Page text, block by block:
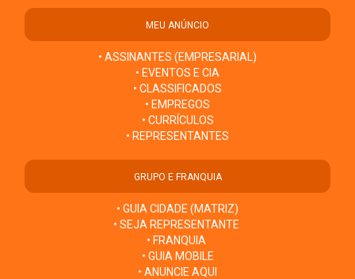
MEU ANÚNCIO
• ASSINANTES (EMPRESARIAL)
• EVENTOS E CIA
• CLASSIFICADOS
• EMPREGOS
• CURRÍCULOS
• REPRESENTANTES
GRUPO E FRANQUIA
• GUIA CIDADE (MATRIZ)
• SEJA REPRESENTANTE
• FRANQUIA
• GUIA MOBILE
• ANUNCIE AQUI